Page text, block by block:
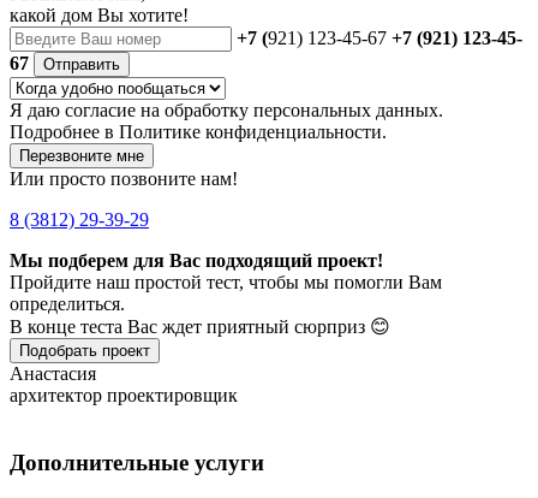
какой дом Вы хотите!
+7 (921) 123-45-67 +7 (921) 123-45-
67
Отправить
Я даю согласие на обработку персональных данных.
Подробнее в Политике конфиденциальности.
Перезвоните мне
Или просто позвоните нам!
8 (3812) 29-39-29
Мы подберем для Вас подходящий проект!
Пройдите наш простой тест, чтобы мы помогли Вам
определиться.
В конце теста Вас ждет приятный сюрприз 😊
Подобрать проект
Анастасия
архитектор проектировщик
Дополнительные услуги